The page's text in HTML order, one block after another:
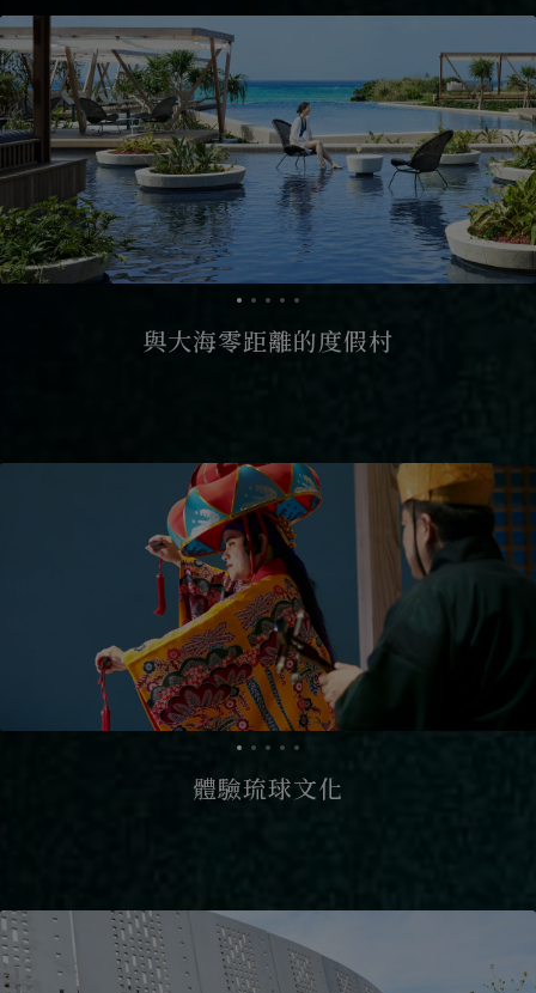
與大海零距離的度假村
體驗琉球文化